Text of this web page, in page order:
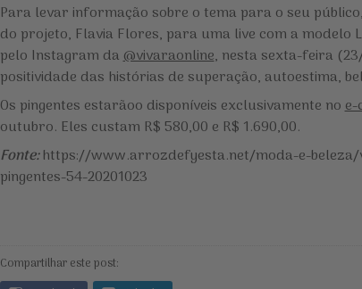
Para levar informação sobre o tema para o seu
do projeto, Flavia Flores, para uma live com a modelo
pelo Instagram da@vivaraonline, nesta sexta-feira
positividade das histórias de superação, autoestima,
Os pingentes estarãoo disponíveis exclusivamente noe-
outubro. Eles custam R$ 580,00 e R$ 1.690,00.
Fonte:https://www.arrozdefyesta.net/moda-e-
pingentes-54-20201023
Compartilhar este post: